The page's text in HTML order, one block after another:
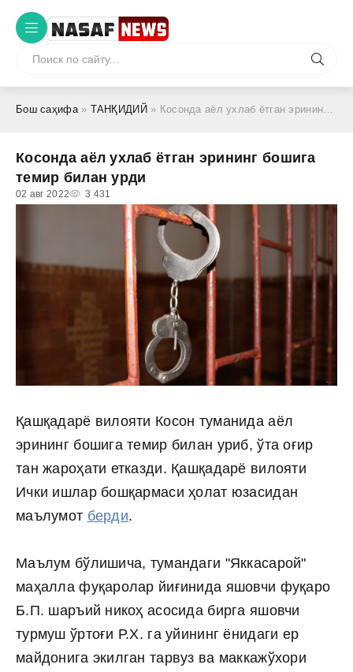
Бош саҳифа» ТАНҚИДИЙ » Косонда аёл ухлаб ётган эрининг бошига темир билан урди
Косонда аёл ухлаб ётган эрининг бошига
темир билан урди
02 авг 2022 3 431
Қашқадарё вилояти Косон туманида аёл
эрининг бошига темир билан уриб, ўта оғир
тан жароҳати етказди. Қашқадарё вилояти
Ички ишлар бошқармаси ҳолат юзасидан
маълумот берди.
Маълум бўлишича, тумандаги "Яккасарой"
маҳалла фуқаролар йиғинида яшовчи фуқаро
Б.П. шаръий никоҳ асосида бирга яшовчи
турмуш ўртоғи Р.Х. га уйининг ёнидаги ер
майдонига экилган тарвуз ва маккажўхори